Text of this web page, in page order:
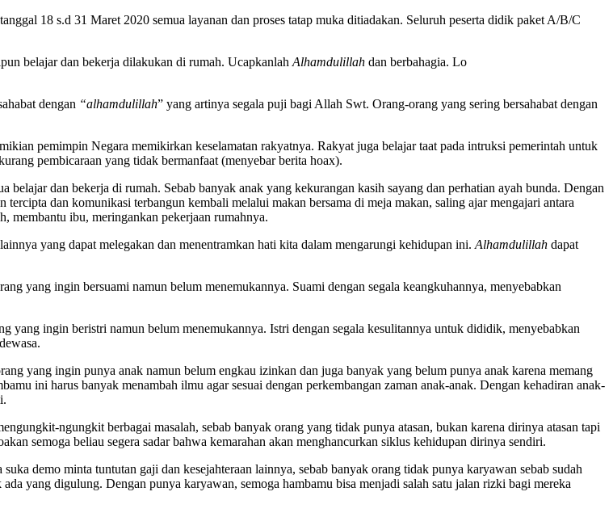
18 s.d 31 Maret 2020 semua layanan dan proses tatap muka ditiadakan. Seluruh peserta didik paket A/B/C
belajar dan bekerja dilakukan di rumah. Ucapkanlah Alhamdulillah dan berbahagia. Lo
dengan “alhamdulillah” yang artinya segala puji bagi Allah Swt. Orang-orang yang sering bersahabat dengan
pemimpin Negara memikirkan keselamatan rakyatnya. Rakyat juga belajar taat pada intruksi pemerintah untuk
pembicaraan yang tidak bermanfaat (menyebar berita hoax).
dan bekerja di rumah. Sebab banyak anak yang kekurangan kasih sayang dan perhatian ayah bunda. Dengan
dan komunikasi terbangun kembali melalui makan bersama di meja makan, saling ajar mengajari antara
membantu ibu, meringankan pekerjaan rumahnya.
yang dapat melegakan dan menentramkan hati kita dalam mengarungi kehidupan ini. Alhamdulillah dapat
yang ingin bersuami namun belum menemukannya. Suami dengan segala keangkuhannya, menyebabkan
yang ingin beristri namun belum menemukannya. Istri dengan segala kesulitannya untuk dididik, menyebabkan
yang ingin punya anak namun belum engkau izinkan dan juga banyak yang belum punya anak karena memang
ini harus banyak menambah ilmu agar sesuai dengan perkembangan zaman anak-anak. Dengan kehadiran anak-
ngungkit berbagai masalah, sebab banyak orang yang tidak punya atasan, bukan karena dirinya atasan tapi
semoga beliau segera sadar bahwa kemarahan akan menghancurkan siklus kehidupan dirinya sendiri.
demo minta tuntutan gaji dan kesejahteraan lainnya, sebab banyak orang tidak punya karyawan sebab sudah
yang digulung. Dengan punya karyawan, semoga hambamu bisa menjadi salah satu jalan rizki bagi mereka